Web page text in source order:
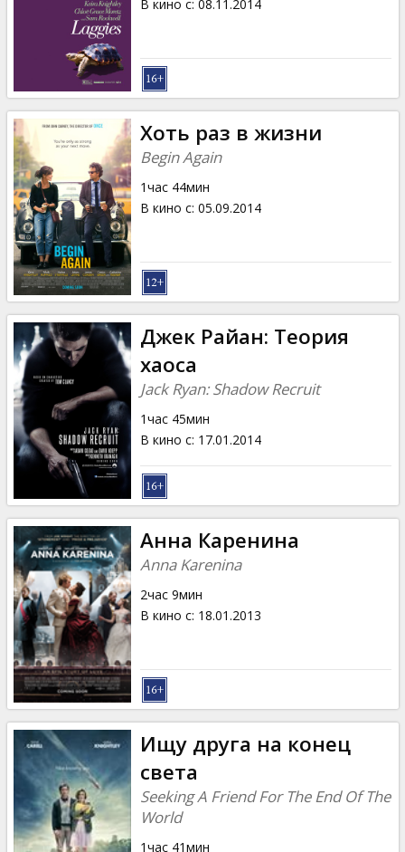
В кино с: 08.11.2014
Хоть раз в жизни
Begin Again
1час 44мин
В кино с: 05.09.2014
Джек Райан: Теория
хаоса
Jack Ryan: Shadow Recruit
1час 45мин
В кино с: 17.01.2014
Анна Каренина
Anna Karenina
2час 9мин
В кино с: 18.01.2013
Ищу друга на конец
света
Seeking A Friend For The End Of The
World
1час 41мин